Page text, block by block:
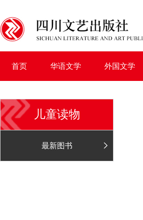
首页 华语文学 外国文学
儿童读物
最新图书